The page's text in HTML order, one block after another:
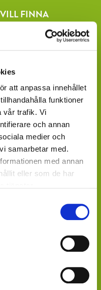
att anpassa innehållet
funktioner
vår trafik. Vi
och annan
medier och
samarbetar med.
med annan
eller som de har
FINNA
du köper dina växter.
av återförsäljare
Granngården,
och många
på Mäster Grön.